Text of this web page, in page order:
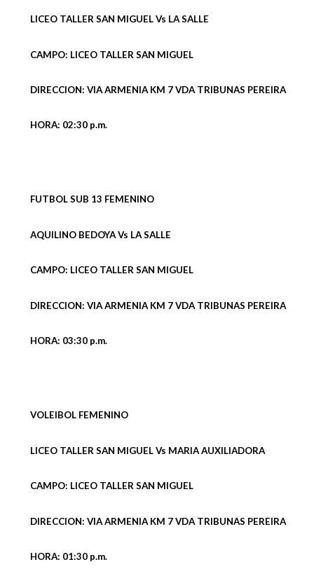
LICEO TALLER SAN MIGUEL Vs LA SALLE
CAMPO: LICEO TALLER SAN MIGUEL
DIRECCION: VIA ARMENIA KM 7 VDA TRIBUNAS PEREIRA
HORA: 02:30 p.m.
FUTBOL SUB 13 FEMENINO
AQUILINO BEDOYA Vs LA SALLE
CAMPO: LICEO TALLER SAN MIGUEL
DIRECCION: VIA ARMENIA KM 7 VDA TRIBUNAS PEREIRA
HORA: 03:30 p.m.
VOLEIBOL FEMENINO
LICEO TALLER SAN MIGUEL Vs MARIA AUXILIADORA
CAMPO: LICEO TALLER SAN MIGUEL
DIRECCION: VIA ARMENIA KM 7 VDA TRIBUNAS PEREIRA
HORA: 01:30 p.m.